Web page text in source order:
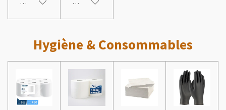
Hygiène & Consommables